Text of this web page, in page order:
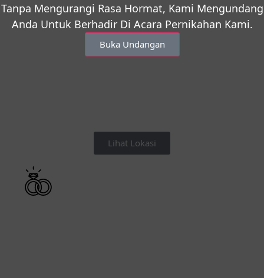
Lihat Lokasi
Tanpa Mengurangi Rasa Hormat, Kami Mengundang
Anda Untuk Berhadir Di Acara Pernikahan Kami.
Buka Undangan